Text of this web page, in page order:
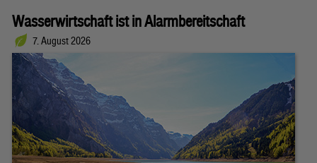
Wasserwirtschaft ist in Alarmbereitschaft
7. August 2026